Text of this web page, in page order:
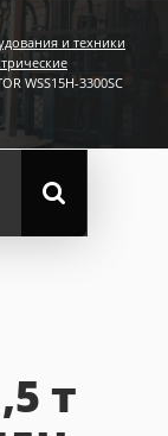
и техники
WSS15H-3300SC
т